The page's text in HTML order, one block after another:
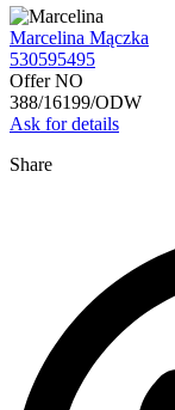
Marcelina Mączka
530595495
Offer NO
388/16199/ODW
Ask for details
Share